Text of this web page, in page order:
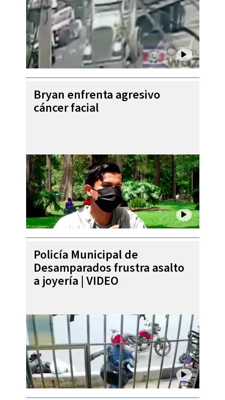
Bryan enfrenta agresivo
cáncer facial
Policía Municipal de
Desamparados frustra asalto
a joyería | VIDEO